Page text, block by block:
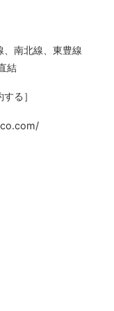
、南北線、東豊線
結
る］